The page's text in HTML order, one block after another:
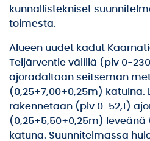
kunnallistekniset
toimesta.
Alueen uudet kadut
Teijärventie välillä (plv 0-
ajoradaltaan seitsemän
(0,25+7,00+0,25m) katuina.
rakennetaan (plv 0-52,1)
(0,25+5,50+0,25m) leveänä
katuna. Suunnitelmassa